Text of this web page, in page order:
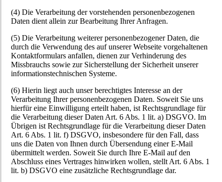
(4) Die Verarbeitung der vorstehenden personenbezogenen
Daten dient allein zur Bearbeitung Ihrer Anfragen.
(5) Die Verarbeitung weiterer personenbezogener Daten, die
durch die Verwendung des auf unserer Webseite vorgehaltenen
Kontaktformulars anfallen, dienen zur Verhinderung des
Missbrauchs sowie zur Sicherstellung der Sicherheit unserer
informationstechnischen Systeme.
(6) Hierin liegt auch unser berechtigtes Interesse an der
Verarbeitung Ihrer personenbezogenen Daten. Soweit Sie uns
hierfür eine Einwilligung erteilt haben, ist Rechtsgrundlage für
die Verarbeitung dieser Daten Art. 6 Abs. 1 lit. a) DSGVO. Im
Übrigen ist Rechtsgrundlage für die Verarbeitung dieser Daten
Art. 6 Abs. 1 lit. f) DSGVO, insbesondere für den Fall, dass
uns die Daten von Ihnen durch Übersendung einer E-Mail
übermittelt werden. Soweit Sie durch Ihre E-Mail auf den
Abschluss eines Vertrages hinwirken wollen, stellt Art. 6 Abs. 1
lit. b) DSGVO eine zusätzliche Rechtsgrundlage dar.